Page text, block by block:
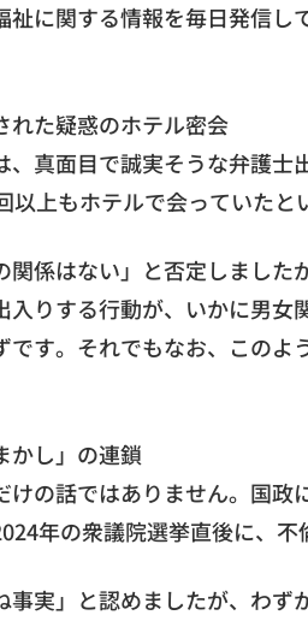
祉に関する情報を毎日発信
れた疑惑のホテル密会
、真面目で誠実そうな弁護
以上もホテルで会っていた
関係はない」と否定しまし
入りする行動が、いかに男
です。それでもなお、この
かし」の連鎖
けの話ではありません。国
年の衆議院選挙直後に、
事実」と認めましたが、わ